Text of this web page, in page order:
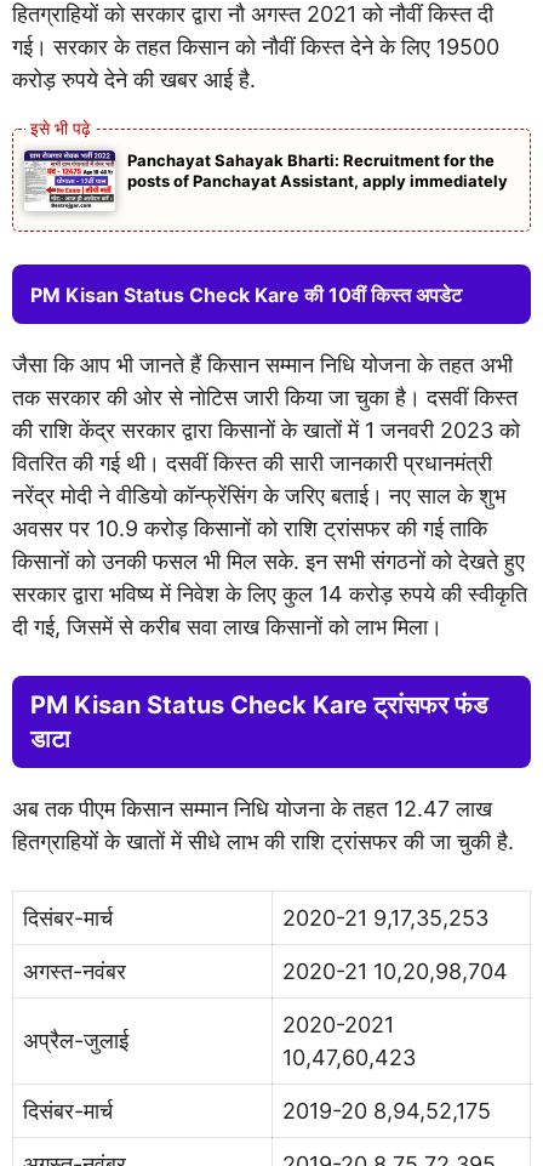
हितग्राहियों को सरकार द्वारा नौ अगस्त 2021 को नौवीं किस्त दी
गई। सरकार के तहत किसान को नौवीं किस्त देने के लिए 19500
करोड़ रुपये देने की खबर आई है.
Panchayat Sahayak Bharti: Recruitment for the
posts of Panchayat Assistant, apply immediately
PM Kisan Status Check Kare की 10वीं किस्त अपडेट
जैसा कि आप भी जानते हैं किसान सम्मान निधि योजना के तहत अभी
तक सरकार की ओर से नोटिस जारी किया जा चुका है। दसवीं किस्त
की राशि केंद्र सरकार द्वारा किसानों के खातों में 1 जनवरी 2023 को
वितरित की गई थी। दसवीं किस्त की सारी जानकारी प्रधानमंत्री
नरेंद्र मोदी ने वीडियो कॉन्फ्रेंसिंग के जरिए बताई। नए साल के शुभ
अवसर पर 10.9 करोड़ किसानों को राशि ट्रांसफर की गई ताकि
किसानों को उनकी फसल भी मिल सके. इन सभी संगठनों को देखते हुए
सरकार द्वारा भविष्य में निवेश के लिए कुल 14 करोड़ रुपये की स्वीकृति
दी गई, जिसमें से करीब सवा लाख किसानों को लाभ मिला।
PM Kisan Status Check Kare ट्रांसफर फंड
डाटा
अब तक पीएम किसान सम्मान निधि योजना के तहत 12.47 लाख
हितग्राहियों के खातों में सीधे लाभ की राशि ट्रांसफर की जा चुकी है.
दिसंबर-मार्च 2020-21 9,17,35,253
अगस्त-नवंबर 2020-21 10,20,98,704
अप्रैल-जुलाई
2020-2021
10,47,60,423
दिसंबर-मार्च 2019-20 8,94,52,175